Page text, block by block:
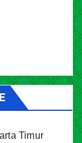
Timur